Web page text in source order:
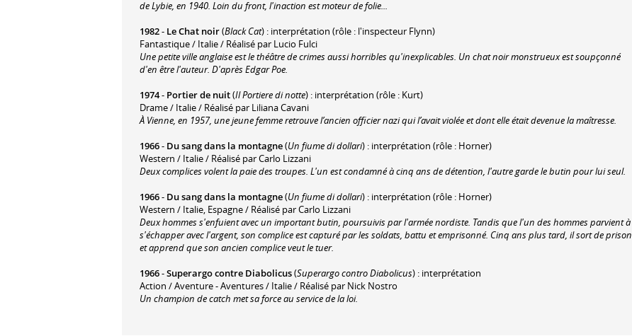
de Lybie, en 1940. Loin du front, l'inaction est moteur de folie...
1982- Le Chat noir(Black Cat) : interprétation (rôle : l'inspecteur Flynn)
Fantastique / Italie / Réalisé par Lucio Fulci
Une petite ville anglaise est le théâtre de crimes aussi horribles qu'inexplicables. Un chat noir monstrueux est soupçonné
d'en être l'auteur. D'après Edgar Poe.
1974- Portier de nuit(Il Portiere di notte) : interprétation (rôle : Kurt)
Drame / Italie / Réalisé par Liliana Cavani
À Vienne, en 1957, une jeune femme retrouve l’ancien officier nazi qui l’avait violée et dont elle était devenue la maîtresse.
1966- Du sang dans la montagne(Un fiume di dollari) : interprétation (rôle : Horner)
Western / Italie / Réalisé par Carlo Lizzani
Deux complices volent la paie des troupes. L'un est condamné à cinq ans de détention, l'autre garde le butin pour lui seul.
1966- Du sang dans la montagne(Un fiume di dollari) : interprétation (rôle : Horner)
Western / Italie, Espagne / Réalisé par Carlo Lizzani
Deux hommes s'enfuient avec un important butin, poursuivis par l'armée nordiste. Tandis que l'un des hommes parvient à
s'échapper avec l'argent, son complice est capturé par les soldats, battu et emprisonné. Cinq ans plus tard, il sort de prison
et apprend que son ancien complice veut le tuer.
1966-Superargo contre Diabolicus(Superargo contro Diabolicus) : interprétation
Action / Aventure - Aventures / Italie / Réalisé par Nick Nostro
Un champion de catch met sa force au service de la loi.